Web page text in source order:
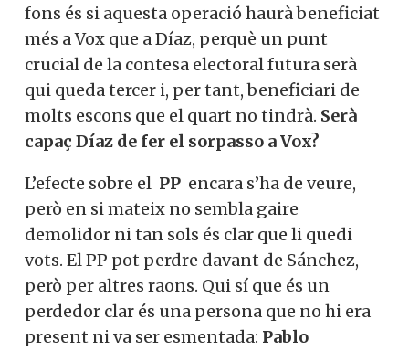
fons és si aquesta operació haurà beneficiat
més a Vox que a Díaz, perquè un punt
crucial de la contesa electoral futura serà
qui queda tercer i, per tant, beneficiari de
molts escons que el quart no tindrà. Serà
capaç Díaz de fer el sorpasso a Vox?
L’efecte sobre el PP encara s’ha de veure,
però en si mateix no sembla gaire
demolidor ni tan sols és clar que li quedi
vots. El PP pot perdre davant de Sánchez,
però per altres raons. Qui sí que és un
perdedor clar és una persona que no hi era
present ni va ser esmentada: Pablo